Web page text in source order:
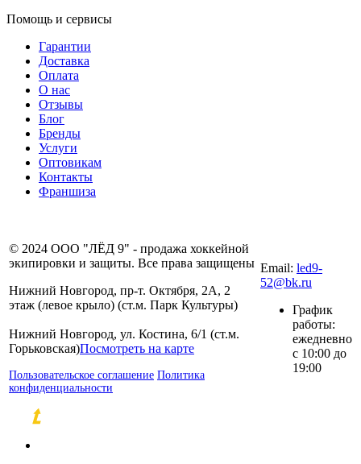
Помощь и сервисы
Гарантии
Доставка
Оплата
О нас
Отзывы
Блог
Бренды
Услуги
Оптовикам
Контакты
Франшиза
© 2024 ООО "ЛЁД 9" - продажа хоккейной
экипировки и защиты. Все права защищены
Нижний Новгород, пр-т. Октября, 2А, 2
этаж (левое крыло) (ст.м. Парк Культуры)
Нижний Новгород, ул. Костина, 6/1 (ст.м.
Горьковская)Посмотреть на карте
Пользовательское соглашение Политика
конфиденциальности
Email: led9-
52@bk.ru
График
работы:
ежедневно
с 10:00 до
19:00